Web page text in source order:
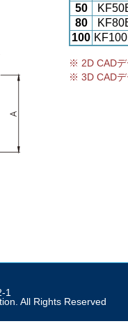
50
80
100
※ 2D CADデ
※ 3D CADデ
1
All Rights Reserved